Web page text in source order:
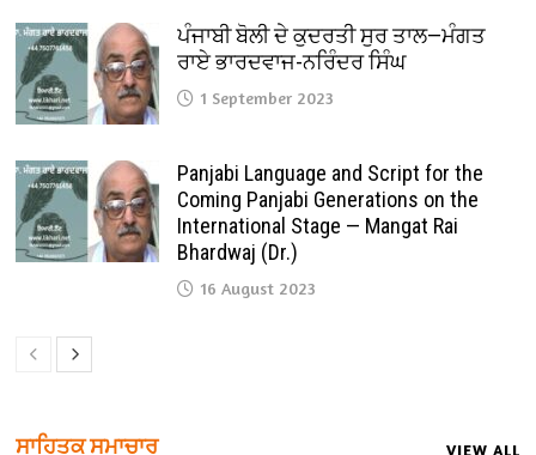
ਪੰਜਾਬੀ ਬੋਲੀ ਦੇ ਕੁਦਰਤੀ ਸੁਰ ਤਾਲ—ਮੰਗਤ
ਰਾਏ ਭਾਰਦਵਾਜ-ਨਰਿੰਦਰ ਸਿੰਘ
1 September 2023
Panjabi Language and Script for the
Coming Panjabi Generations on the
International Stage — Mangat Rai
Bhardwaj (Dr.)
16 August 2023
ਸਾਹਿਤਕ ਸਮਾਚਾਰ VIEW ALL